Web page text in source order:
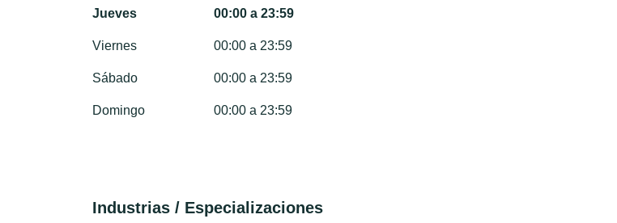
Jueves 00:00 a 23:59
Viernes 00:00 a 23:59
Sábado 00:00 a 23:59
Domingo 00:00 a 23:59
Industrias / Especializaciones